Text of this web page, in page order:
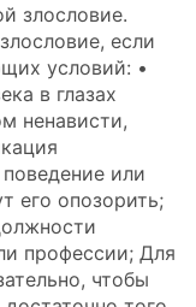
злословие.
если
условий: •
в глазах
ненависти,
или
его опозорить;
профессии; Для
чтобы